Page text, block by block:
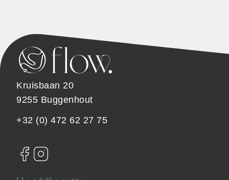
Kruisbaan 20
9255 Buggenhout
+32 (0) 472 62 27 75